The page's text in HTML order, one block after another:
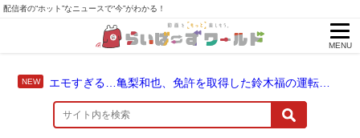
配信者の“ホット”なニュースで“今”がわかる！
MENU
エモすぎる…亀梨和也、免許を取得した鈴木福の運転でドライブ！